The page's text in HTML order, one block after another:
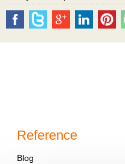
Reference
Blog